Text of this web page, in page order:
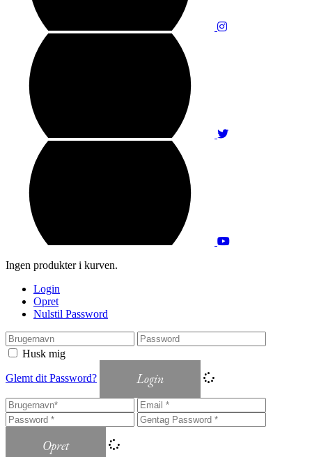
Ingen produkter i kurven.
Login
Opret
Nulstil Password
Husk mig
Glemt dit Password? Login
Opret